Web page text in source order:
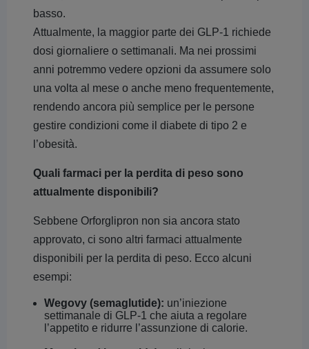
basso.
Attualmente, la maggior parte dei GLP-1 richiede
dosi giornaliere o settimanali. Ma nei prossimi
anni potremmo vedere opzioni da assumere solo
una volta al mese o anche meno frequentemente,
rendendo ancora più semplice per le persone
gestire condizioni come il diabete di tipo 2 e
l’obesità.
Quali farmaci per la perdita di peso sono
attualmente disponibili?
Sebbene Orforglipron non sia ancora stato
approvato, ci sono altri farmaci attualmente
disponibili per la perdita di peso. Ecco alcuni
esempi:
Wegovy (semaglutide): un’iniezione
settimanale di GLP-1 che aiuta a regolare
l’appetito e ridurre l’assunzione di calorie.